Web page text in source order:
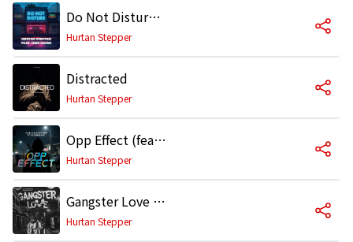
Do Not Disturb (feat. Iden Cairo)
Hurtan Stepper
Distracted
Hurtan Stepper
Opp Effect (feat. D2finesse)
Hurtan Stepper
Gangster Love (feat. Zizzy Litty)
Hurtan Stepper